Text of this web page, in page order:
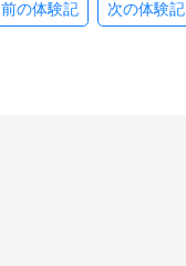
前の体験記 次の体験記